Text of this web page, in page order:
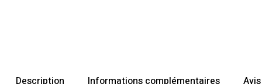
Description Informations complémentaires